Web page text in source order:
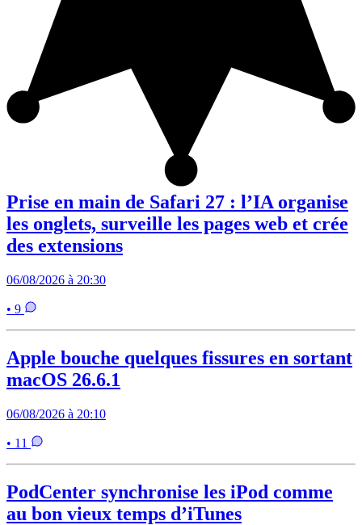
Prise en main de Safari 27 : l’IA organise
les onglets, surveille les pages web et crée
des extensions
06/08/2026 à 20:30
• 9
Apple bouche quelques fissures en sortant
macOS 26.6.1
06/08/2026 à 20:10
• 11
PodCenter synchronise les iPod comme
au bon vieux temps d’iTunes